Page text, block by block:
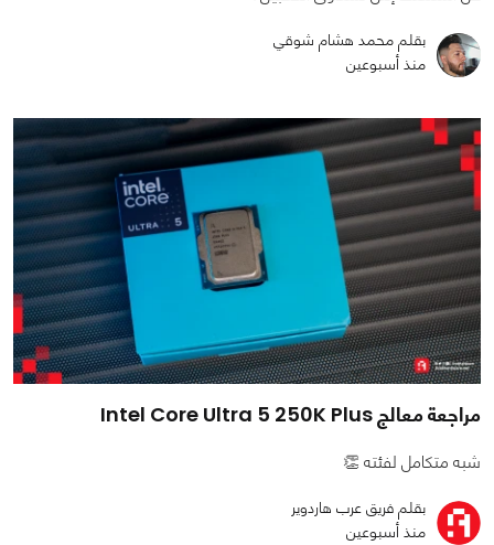
بقلم محمد هشام شوقي
منذ أسبوعين
مراجعة معالج Intel Core Ultra 5 250K Plus
شبه متكامل لفئته 👏
بقلم فريق عرب هاردوير
منذ أسبوعين